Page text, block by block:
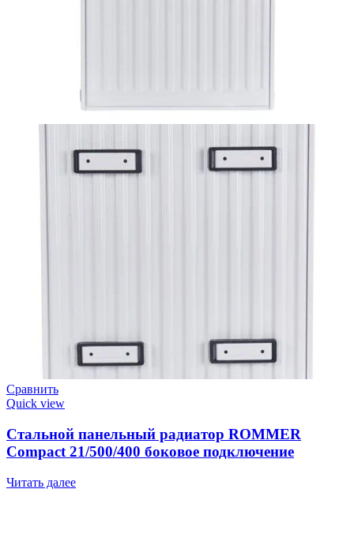
Сравнить
Quick view
Стальной панельный радиатор ROMMER
Compact 21/500/400 боковое подключение
Читать далее